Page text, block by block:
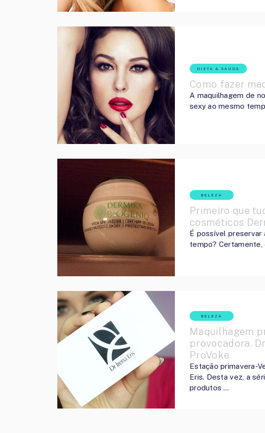
DIETA & SAÚDE
Como fazer
A maquilhagem de
sexy ao mesmo
BELEZA
Primeiro que
cosméticos
É possível
tempo?
BELEZA
Maquilhagem
provocadora.
ProVoke
Estação primavera-
Eris. Desta vez, a
produtos …